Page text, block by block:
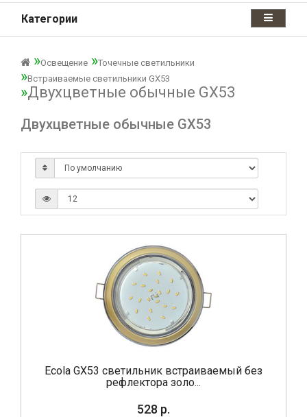
Категории
Освещение
Точечные светильники
Встраиваемые светильники GX53
Двухцветные обычные GX53
Двухцветные обычные GX53
Ecola GX53 светильник встраиваемый без
рефлектора золо...
528 р.